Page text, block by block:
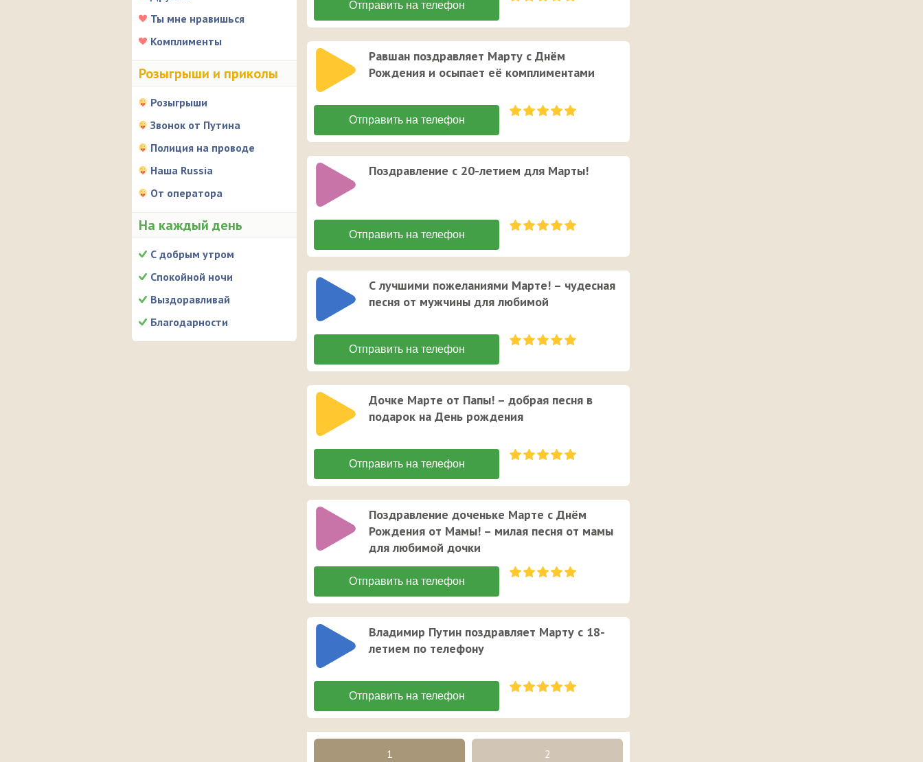
Ты мне нравишься
Комплименты
Розыгрыши и приколы
Розыгрыши
Звонок от Путина
Полиция на проводе
Наша Russia
От оператора
На каждый день
С добрым утром
Спокойной ночи
Выздоравливай
Благодарности
Равшан поздравляет Марту с Днём
Рождения и осыпает её комплиментами
Поздравление с 20-летием для Марты!
С лучшими пожеланиями Марте! – чудесная
песня от мужчины для любимой
Дочке Марте от Папы! – добрая песня в
подарок на День рождения
Поздравление доченьке Марте с Днём
Рождения от Мамы! – милая песня от мамы
для любимой дочки
Владимир Путин поздравляет Марту с 18-
летием по телефону
1 2